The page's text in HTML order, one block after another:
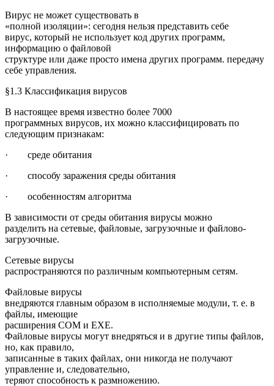
Вирус не может существовать в
«полной изоляции»: сегодня нельзя представить себе
вирус, который не использует код других программ,
информацию о файловой
структуре или даже просто имена других программ. передачу
себе управления.
§1.3 Классификация вирусов
В настоящее время известно более 7000
программных вирусов, их можно классифицировать по
следующим признакам:
· среде обитания
· способу заражения среды обитания
· особенностям алгоритма
В зависимости от среды обитания вирусы можно
разделить на сетевые, файловые, загрузочные и файлово-
загрузочные.
Сетевые вирусы
распространяются по различным компьютерным сетям.
Файловые вирусы
внедряются главным образом в исполняемые модули, т. е. в
файлы, имеющие
расширения COM и EXE.
Файловые вирусы могут внедряться и в другие типы файлов,
но, как правило,
записанные в таких файлах, они никогда не получают
управление и, следовательно,
теряют способность к размножению.